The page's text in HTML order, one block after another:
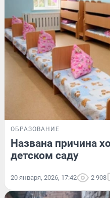
ОБРАЗОВАНИЕ
Названа причина
детском саду
20 января, 2026, 17:42 2 908